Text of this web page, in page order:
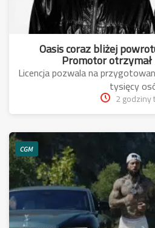
Oasis coraz bliżej
Promotor otrzymał
Licencja pozwala na
tysięcy
2 godziny
CGM